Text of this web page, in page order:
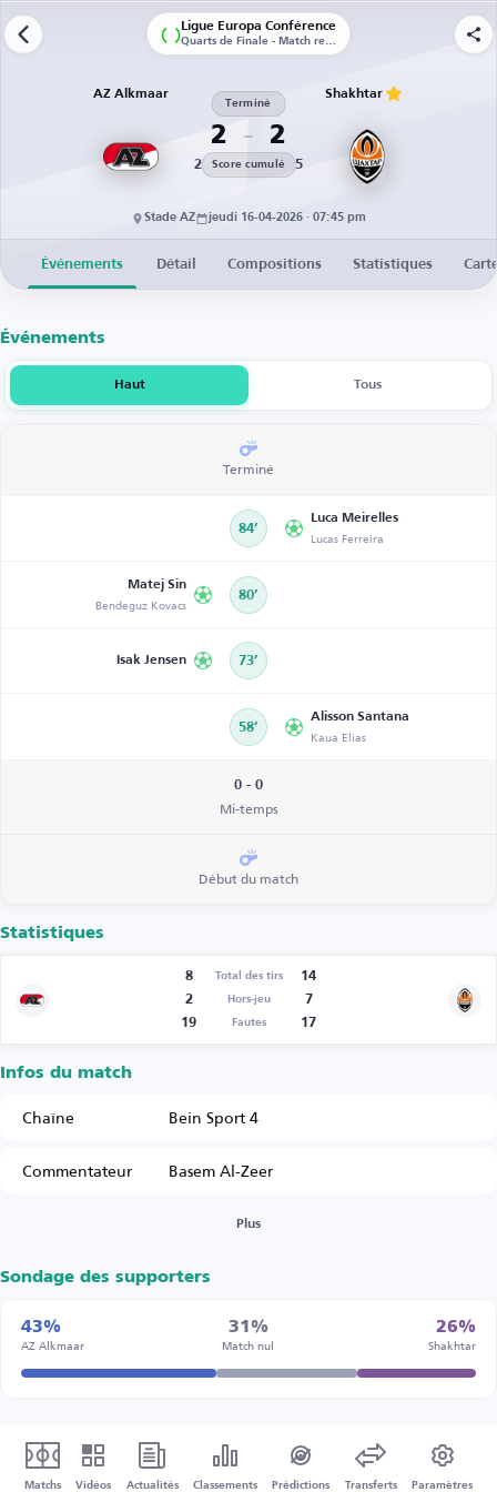
Ligue Europa Conférence
Quarts de Finale - Match retour
AZ Alkmaar
2
Terminé
2
2 Score cumulé 5
Shakhtar
Stade AZ jeudi 16-04-2026 · 07:45 pm
Événements Détail Compositions Statistiques
Événements
Haut Tous
Terminé
84’
Luca Meirelles
Lucas Ferreira
Matej Sin
Bendeguz Kovacs 80’
Isak Jensen 73’
58’
Alisson Santana
Kaua Elias
0 - 0
Mi-temps
Début du match
Statistiques
8 Total des tirs
14
2
Hors-jeu
7
19
Fautes 17
Infos du match
Chaîne
Bein Sport 4
Commentateur
Basem Al-Zeer
Plus
Sondage des supporters
43%
AZ Alkmaar
31%
Match nul
26%
Shakhtar
Matchs Vidéos Actualités Classements Prédictions Transferts Paramètres